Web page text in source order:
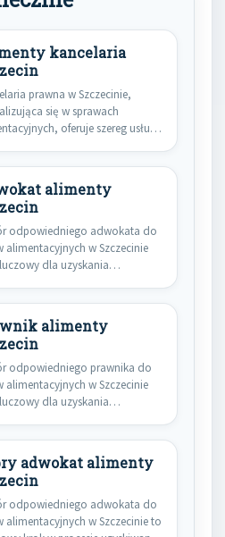
kancelaria
prawna w Szczecinie,
się w sprawach
oferuje szereg usług,
alimenty
odpowiedniego adwokata do
alimentacyjnych w Szczecinie
dla uzyskania
alimenty
odpowiedniego prawnika do
alimentacyjnych w Szczecinie
dla uzyskania
adwokat alimenty
odpowiedniego adwokata do
alimentacyjnych w Szczecinie to